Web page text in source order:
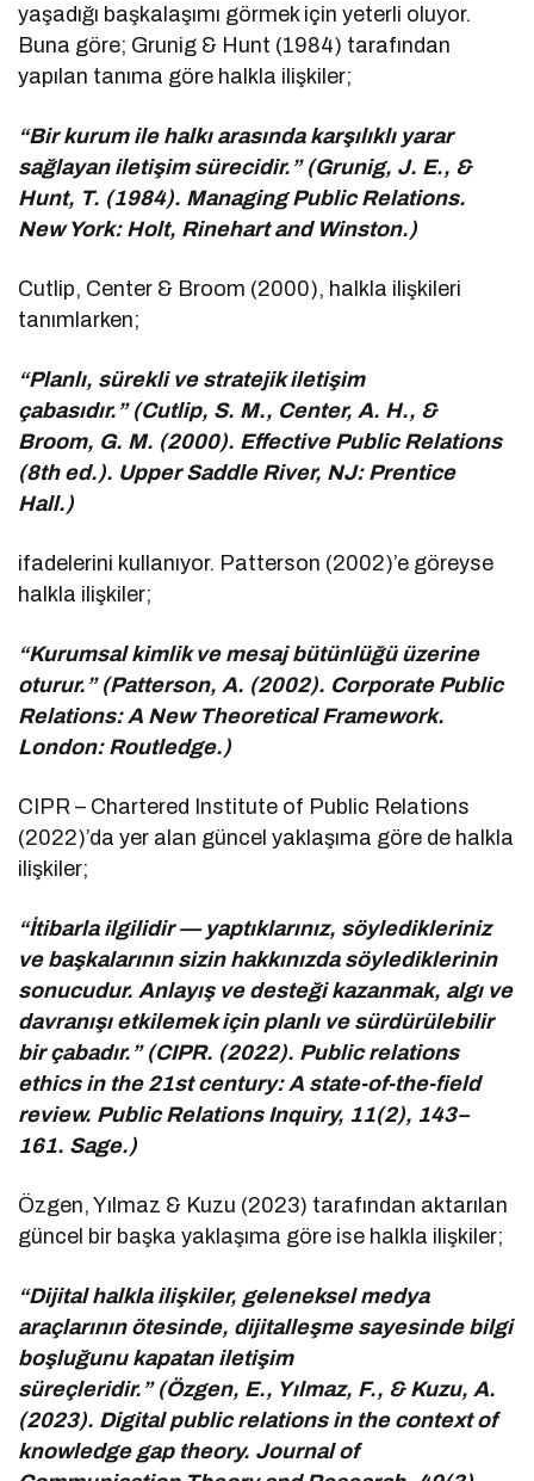
yaşadığı başkalaşımı görmek için yeterli oluyor.
Buna göre; Grunig & Hunt (1984) tarafından
yapılan tanıma göre halkla ilişkiler;
“Bir kurum ile halkı arasında karşılıklı yarar
sağlayan iletişim sürecidir.” (Grunig, J. E., &
Hunt, T. (1984). Managing Public Relations.
New York: Holt, Rinehart and Winston.)
Cutlip, Center & Broom (2000), halkla ilişkileri
tanımlarken;
“Planlı, sürekli ve stratejik iletişim
çabasıdır.” (Cutlip, S. M., Center, A. H., &
Broom, G. M. (2000). Effective Public Relations
(8th ed.). Upper Saddle River, NJ: Prentice
Hall.)
ifadelerini kullanıyor. Patterson (2002)’e göreyse
halkla ilişkiler;
“Kurumsal kimlik ve mesaj bütünlüğü üzerine
oturur.” (Patterson, A. (2002). Corporate Public
Relations: A New Theoretical Framework.
London: Routledge.)
CIPR – Chartered Institute of Public Relations
(2022)’da yer alan güncel yaklaşıma göre de halkla
ilişkiler;
“İtibarla ilgilidir — yaptıklarınız, söyledikleriniz
ve başkalarının sizin hakkınızda söylediklerinin
sonucudur. Anlayış ve desteği kazanmak, algı ve
davranışı etkilemek için planlı ve sürdürülebilir
bir çabadır.” (CIPR. (2022). Public relations
ethics in the 21st century: A state-of-the-field
review. Public Relations Inquiry, 11(2), 143–
161. Sage.)
Özgen, Yılmaz & Kuzu (2023) tarafından aktarılan
güncel bir başka yaklaşıma göre ise halkla ilişkiler;
“Dijital halkla ilişkiler, geleneksel medya
araçlarının ötesinde, dijitalleşme sayesinde bilgi
boşluğunu kapatan iletişim
süreçleridir.” (Özgen, E., Yılmaz, F., & Kuzu, A.
(2023). Digital public relations in the context of
knowledge gap theory. Journal of